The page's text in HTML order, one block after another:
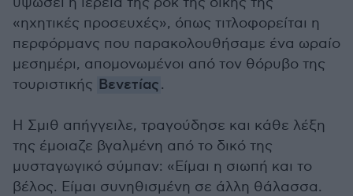
«ηχητικές προσευχές», όπως τιτλοφορείται η
περφόρμανς που παρακολουθήσαμε ένα ωραίο
μεσημέρι, απομονωμένοι από τον θόρυβο της
τουριστικής Βενετίας.
Η Σμιθ απήγγειλε, τραγούδησε και κάθε λέξη
της έμοιαζε βγαλμένη από το δικό της
μυσταγωγικό σύμπαν: «Είμαι η σιωπή και το
βέλος. Είμαι συνηθισμένη σε άλλη θάλασσα.